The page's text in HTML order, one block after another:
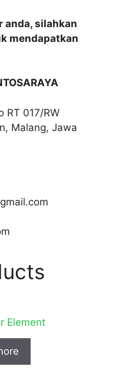
anda, silahkan
mendapatkan
RT 017/RW
Malang, Jawa
Element